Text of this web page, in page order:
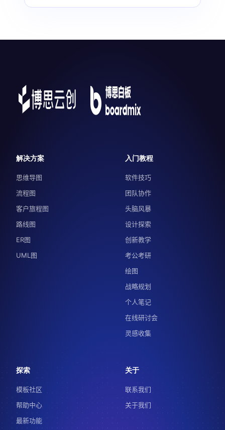
解决方案
思维导图
流程图
客户旅程图
路线图
ER图
UML图
入门教程
软件技巧
团队协作
头脑风暴
设计探索
创新教学
考公考研
绘图
战略规划
个人笔记
在线研讨会
灵感收集
探索
模板社区
帮助中心
最新功能
关于
联系我们
关于我们